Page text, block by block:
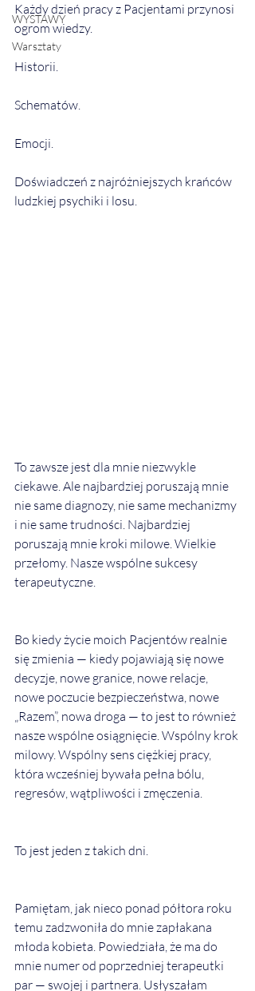
WYSTAWY
Warsztaty
Każdy dzień pracy z Pacjentami przynosi
ogrom wiedzy.
Historii.
Schematów.
Emocji.
Doświadczeń z najróżniejszych krańców
ludzkiej psychiki i losu.
To zawsze jest dla mnie niezwykle
ciekawe. Ale najbardziej poruszają mnie
nie same diagnozy, nie same mechanizmy
i nie same trudności. Najbardziej
poruszają mnie kroki milowe. Wielkie
przełomy. Nasze wspólne sukcesy
terapeutyczne.
Bo kiedy życie moich Pacjentów realnie
się zmienia — kiedy pojawiają się nowe
decyzje, nowe granice, nowe relacje,
nowe poczucie bezpieczeństwa, nowe
„Razem”, nowa droga — to jest to również
nasze wspólne osiągnięcie. Wspólny krok
milowy. Wspólny sens ciężkiej pracy,
która wcześniej bywała pełna bólu,
regresów, wątpliwości i zmęczenia.
To jest jeden z takich dni.
Pamiętam, jak nieco ponad półtora roku
temu zadzwoniła do mnie zapłakana
młoda kobieta. Powiedziała, że ma do
mnie numer od poprzedniej terapeutki
par — swojej i partnera. Usłyszałam